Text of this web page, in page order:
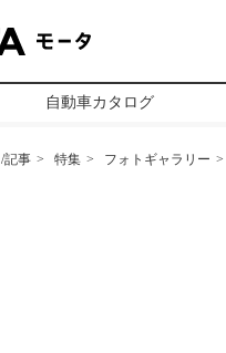
自動車カタログ
記事 特集 フォトギャラリー